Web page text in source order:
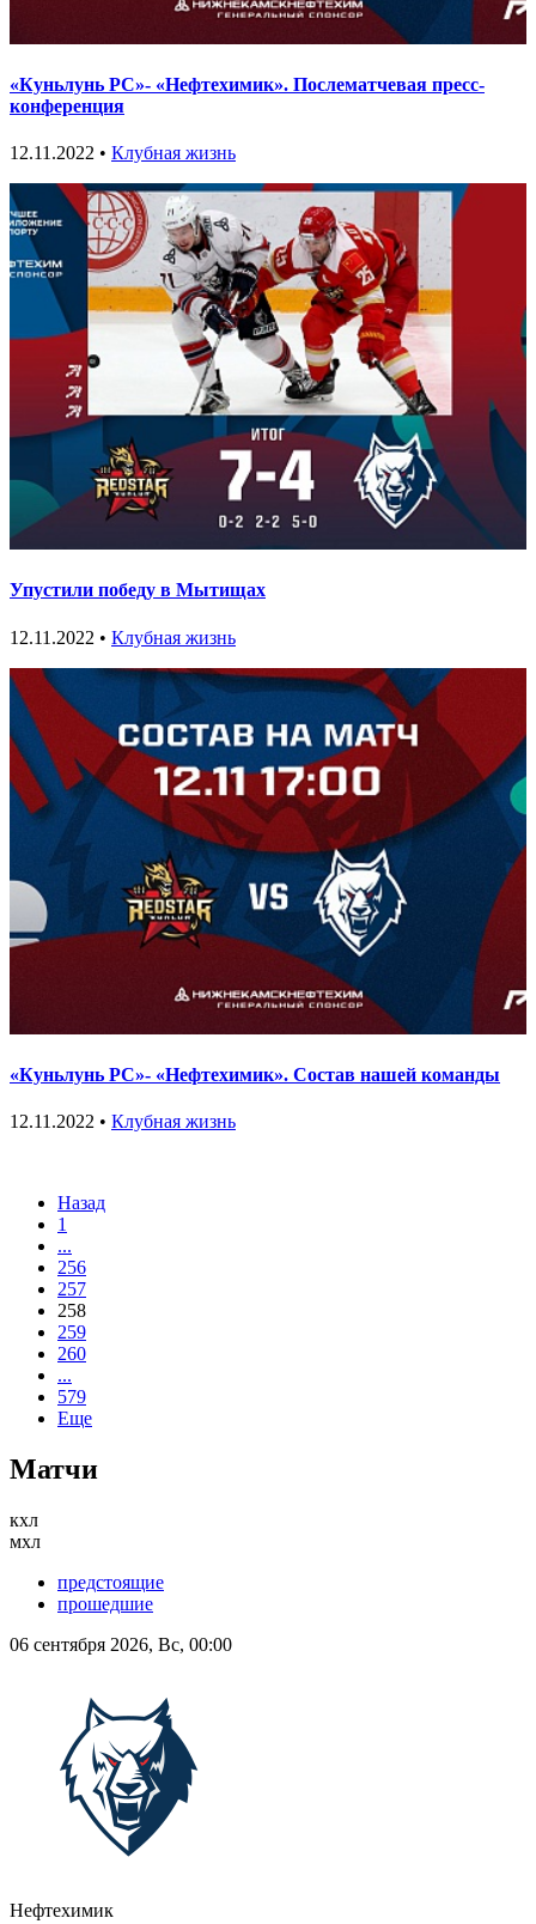
«Куньлунь РС»- «Нефтехимик». Послематчевая пресс-
конференция
12.11.2022 • Клубная жизнь
Упустили победу в Мытищах
12.11.2022 • Клубная жизнь
«Куньлунь РС»- «Нефтехимик». Состав нашей команды
12.11.2022 • Клубная жизнь
Назад
1
...
256
257
258
259
260
...
579
Еще
Матчи
кхл
мхл
предстоящие
прошедшие
06 сентября 2026, Вс, 00:00
Нефтехимик